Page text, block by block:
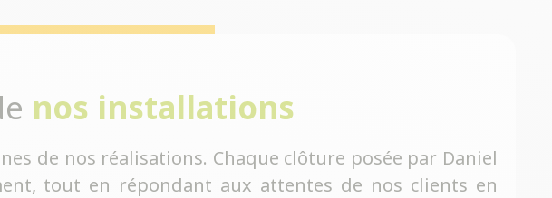
nos installations
de nos réalisations. Chaque clôture posée par Daniel
tout en répondant aux attentes de nos clients en